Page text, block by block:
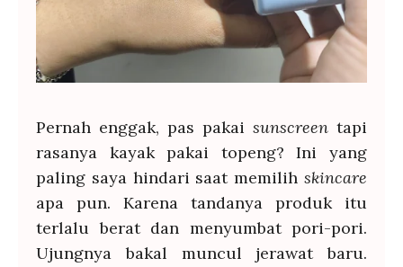
Pernah enggak, pas pakai sunscreen tapi
rasanya kayak pakai topeng? Ini yang
paling saya hindari saat memilih skincare
apa pun. Karena tandanya produk itu
terlalu berat dan menyumbat pori-pori.
Ujungnya bakal muncul jerawat baru.